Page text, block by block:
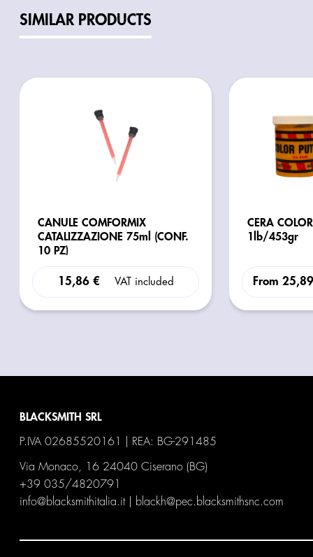
SIMILAR PRODUCTS
CANULE COMFORMIX
CATALIZZAZIONE 75ml (CONF.
10 PZ)
15,86 € VAT included
CERA
1lb/453gr
From
BLACKSMITH SRL
P.IVA 02685520161 | REA: BG-291485
Via Monaco, 16 24040 Ciserano (BG)
+39 035/4820791
info@blacksmithitalia.it| blackh@pec.blacksmithsnc.com